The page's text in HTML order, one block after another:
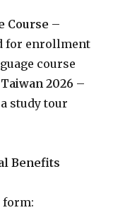
Course –
for enrollment
course
2026 –
study tour
Benefits
form: